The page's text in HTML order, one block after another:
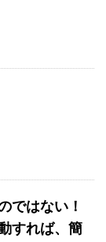
ではない！
すれば、簡